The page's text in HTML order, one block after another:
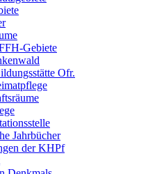
Gebiete
Ofr.
Jahrbücher
der KHPf